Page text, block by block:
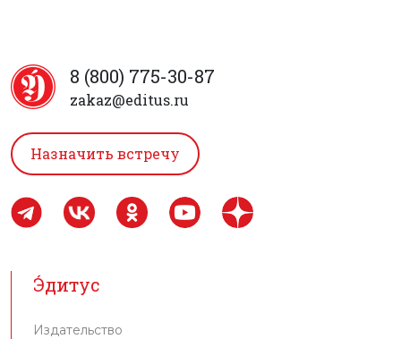
8 (800) 775-30-87
zakaz@editus.ru
Назначить встречу
Э́дитус
Издательство